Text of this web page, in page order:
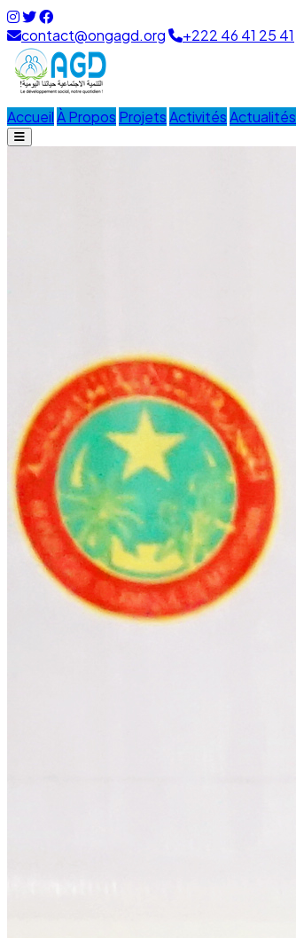
contact@ongagd.org +222 46 41 25 41
AccueilÀ Propos ProjetsActivitésActualités